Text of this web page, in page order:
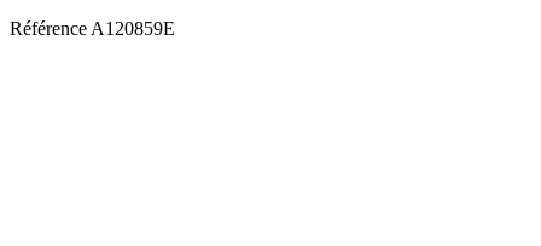
RéférenceA120859E